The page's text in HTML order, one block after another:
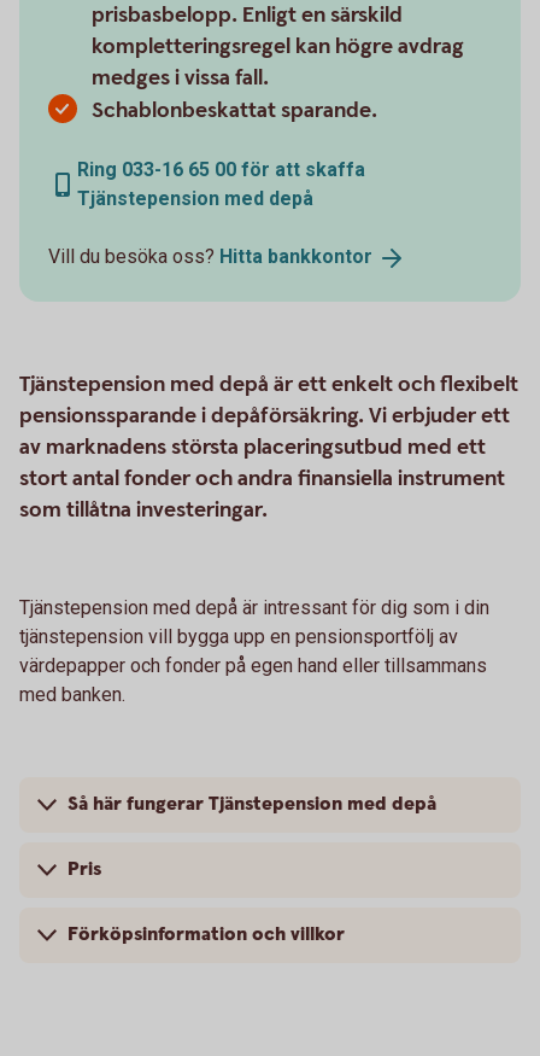
prisbasbelopp. Enligt en särskild
kompletteringsregel kan högre avdrag
medges i vissa fall.
Schablonbeskattat sparande.
Ring 033-16 65 00 för att skaffa
Tjänstepension med depå
Vill du besöka oss? Hitta bankkontor
Tjänstepension med depå är ett enkelt och flexibelt
pensionssparande i depåförsäkring. Vi erbjuder ett
av marknadens största placeringsutbud med ett
stort antal fonder och andra finansiella instrument
som tillåtna investeringar.
Tjänstepension med depå är intressant för dig som i din
tjänstepension vill bygga upp en pensionsportfölj av
värdepapper och fonder på egen hand eller tillsammans
med banken.
Så här fungerar Tjänstepension med depå
Pris
Förköpsinformation och villkor